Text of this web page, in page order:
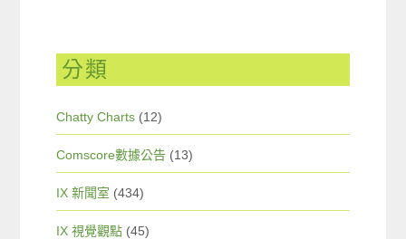
分類
Chatty Charts (12)
Comscore數據公告 (13)
IX 新聞室 (434)
IX 視覺觀點 (45)